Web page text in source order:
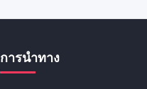
การนำทาง